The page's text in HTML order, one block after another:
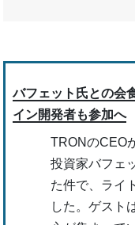
バフェット氏との会
イン開発者も参加へ
TRONのCEO
投資家バフェ
た件で、ライ
した。ゲスト